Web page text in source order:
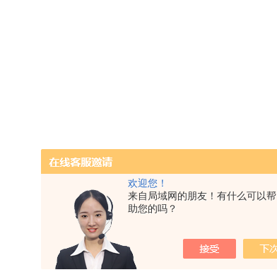
欢迎您！
来自局域网的朋友！有什么可以帮
助您的吗？